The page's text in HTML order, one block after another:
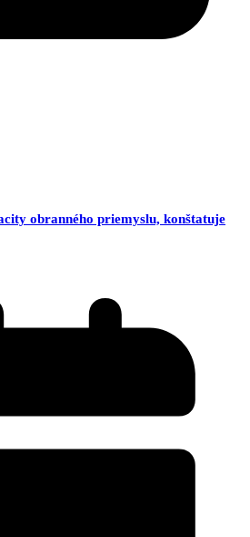
obranného priemyslu, konštatuje